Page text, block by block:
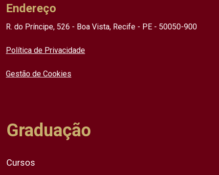
Endereço
R. do Príncipe, 526 - Boa Vista, Recife - PE - 50050-900
Política de Privacidade
Gestão de Cookies
Graduação
Cursos